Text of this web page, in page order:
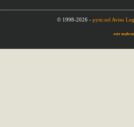
© 1998-2026 - pym:sol Aviso
este